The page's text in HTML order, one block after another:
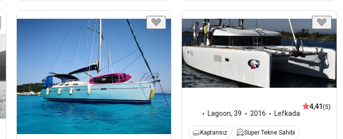
Lagoon,39 2016 Lefkada
4,41 (5)
Kaptansız Süper Tekne Sahibi